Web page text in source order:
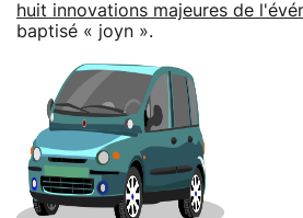
huit innovations majeures de
baptisé « joyn ».